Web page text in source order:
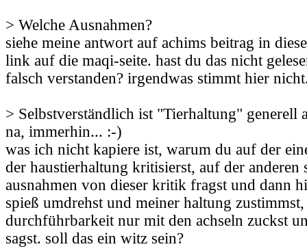
> Welche Ausnahmen?
siehe meine antwort auf achims beitrag in
link auf die maqi-seite. hast du das nicht
falsch verstanden? irgendwas stimmt hier
> Selbstverständlich ist "Tierhaltung" generell
na, immerhin... :-)
was ich nicht kapiere ist, warum du auf der
der haustierhaltung kritisierst, auf der anderen
ausnahmen von dieser kritik fragst und dann
spieß umdrehst und meiner haltung
durchführbarkeit nur mit den achseln zuckst
sagst. soll das ein witz sein?